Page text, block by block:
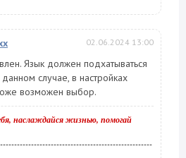
02.06.2024 13:00
Язык должен подхатываться
случае, в настройках
возможен выбор.
наслаждайся жизнью, помогай